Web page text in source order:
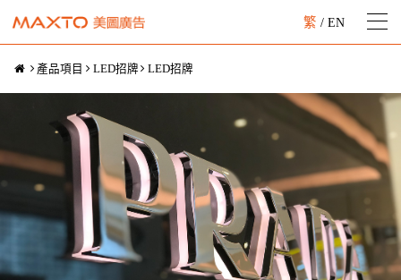
繁 / EN
產品項目 LED招牌 LED招牌